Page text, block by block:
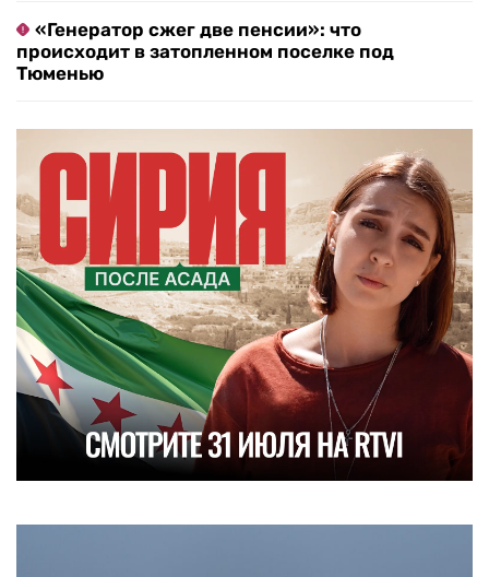
«Генератор сжег две пенсии»: что
происходит в затопленном поселке под
Тюменью